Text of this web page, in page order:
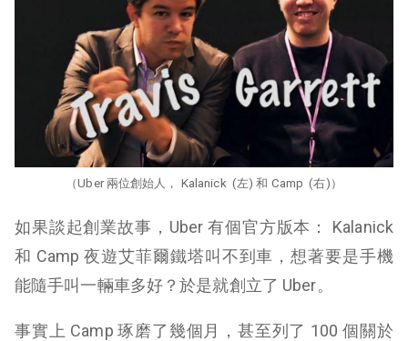
（Uber 兩位創始人， Kalanick (左) 和 Camp (右)）
如果談起創業故事，Uber 有個官方版本： Kalanick
和 Camp 夜遊艾菲爾鐵塔叫不到車，想著要是手機
能隨手叫一輛車多好？於是就創立了 Uber。
事實上 Camp 琢磨了幾個月，甚至列了 100 個關於